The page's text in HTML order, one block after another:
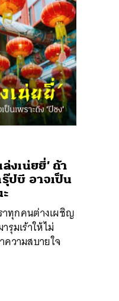
งเน่ยยี่’ ถ้า
ปบี อาจเป็น
าทุกคนต่างเผชิญ
มเร้าให้ไม่
วามสบายใจ
ค้นหา